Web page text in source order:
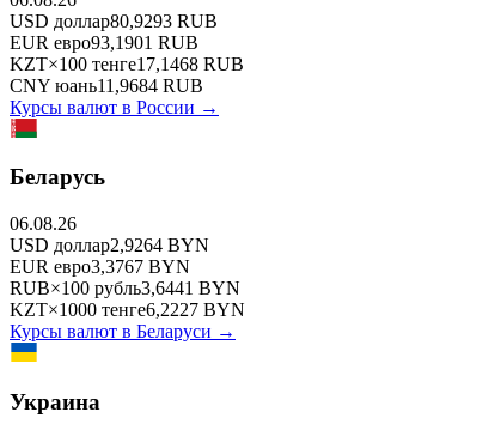
USD доллар80,9293 RUB
EUR евро93,1901 RUB
KZT×100 тенге17,1468 RUB
CNY юань11,9684 RUB
Курсы валют в России →
Беларусь
06.08.26
USD доллар2,9264 BYN
EUR евро3,3767 BYN
RUB×100 рубль3,6441 BYN
KZT×1000 тенге6,2227 BYN
Курсы валют в Беларуси →
Украина